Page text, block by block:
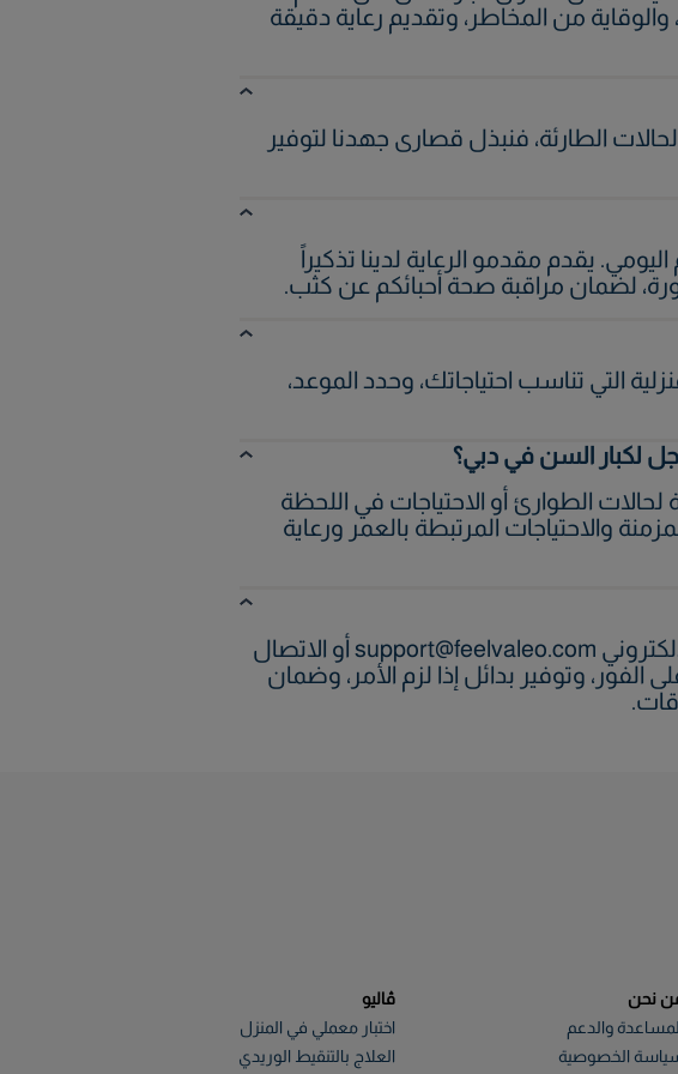
من المخاطر، وتقديم رعاية دقيقة
حسب التوافر. أما في الحالات الطارئة، فنبذل قصارى جهدنا لتوفير
يقدم مقدمو الرعاية لدينا تذكيراً
لضمان مراقبة صحة أحبائكم عن كثب.
التي تناسب احتياجاتك، وحدد الموعد،
لكبار السن في دبي؟
الطوارئ أو الاحتياجات في اللحظة
والاحتياجات المرتبطة بالعمر ورعاية
إذا واجهت أي مخاوف بشأن مقدم الرعاية، يُرجى التواصل معنا عبر البريد الإلكتروني support@feelvaleo.com أو الاتصال
على الفور، وتوفير بدائل إذا لزم الأمر، وضمان
ڤاليو
اختبار معملي في المنزل
العلاج بالتنقيط الوريدي
نحن
والدعم
الخصوصية